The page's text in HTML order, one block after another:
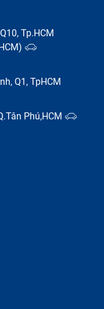
Tp.HCM
Q1, TpHCM
Phú,HCM